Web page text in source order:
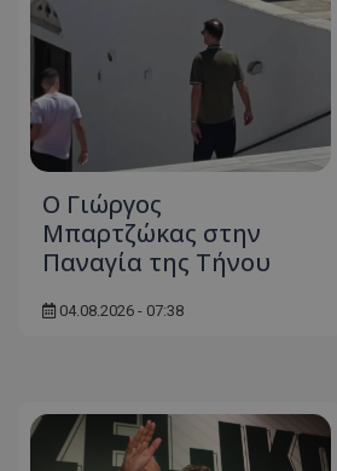
Ο Γιώργος
Μπαρτζώκας στην
Παναγία της Τήνου
04.08.2026 - 07:38